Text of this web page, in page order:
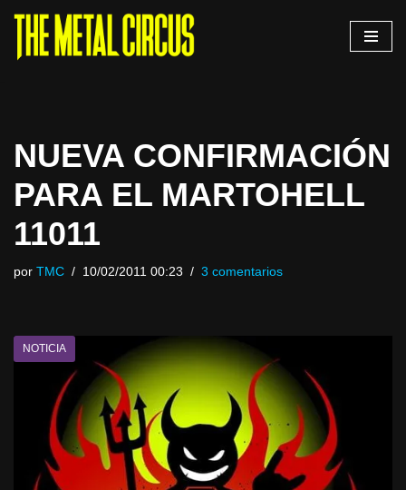
Saltar
NUEVA CONFIRMACIÓN
PARA EL MARTOHELL
11011
por TMC 10/02/2011 00:23 3 comentarios
NOTICIA